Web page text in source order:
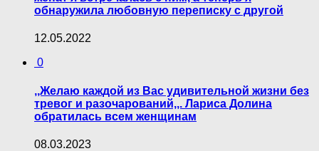
обнаружила любовную переписку с другой
12.05.2022
0
,,Желаю каждой из Вас удивительной жизни без
тревог и разочарований,,. Лариса Долина
обратилась всем женщинам
08.03.2023